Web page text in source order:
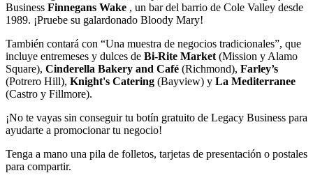
Business Finnegans Wake , un bar del barrio de Cole Valley desde
1989. ¡Pruebe su galardonado Bloody Mary!
También contará con “Una muestra de negocios tradicionales”, que
incluye entremeses y dulces de Bi-Rite Market (Mission y Alamo
Square), Cinderella Bakery and Café (Richmond), Farley’s
(Potrero Hill), Knight's Catering (Bayview) y La Mediterranee
(Castro y Fillmore).
¡No te vayas sin conseguir tu botín gratuito de Legacy Business para
ayudarte a promocionar tu negocio!
Tenga a mano una pila de folletos, tarjetas de presentación o postales
para compartir.